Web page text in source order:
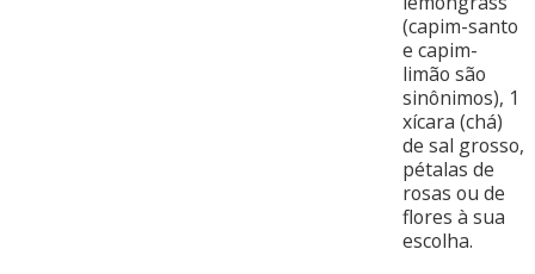
(capim-santo
e capim-
limão são
sinônimos), 1
xícara (chá)
de sal grosso,
pétalas de
rosas ou de
flores à sua
escolha.